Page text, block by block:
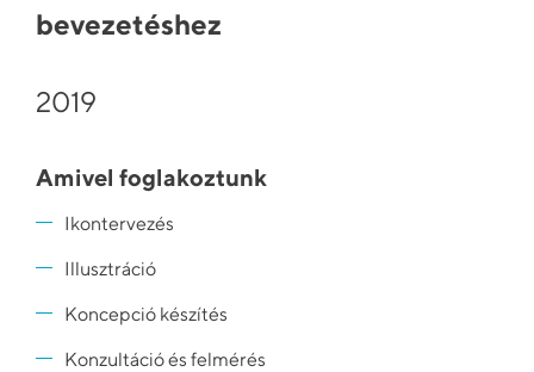
bevezetéshez
2019
Amivel foglakoztunk
Ikontervezés
Illusztráció
Koncepció készítés
Konzultáció és felmérés